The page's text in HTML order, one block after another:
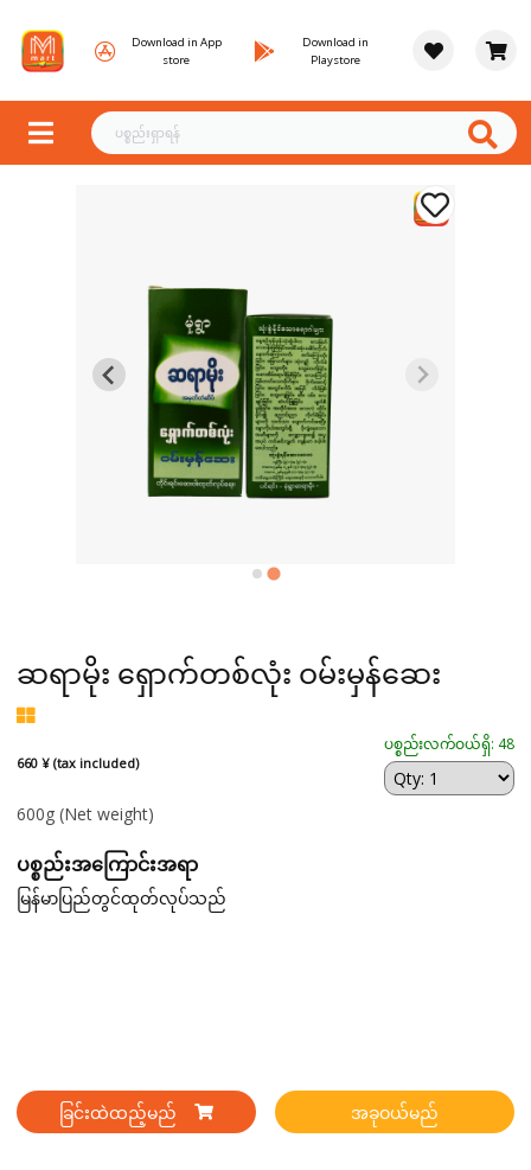
Download in App
store
Download in
Playstore
ဆရာမိုး ရှောက်တစ်လုံး ဝမ်းမှန်ဆေး
660 ¥ (tax included)
ပစ္စည်းလက်ဝယ်ရှိ: 48
600g (Net weight)
ပစ္စည်းအကြောင်းအရာ
မြန်မာပြည်တွင်ထုတ်လုပ်သည်
ခြင်းထဲထည့်မည် အခုဝယ်မည်